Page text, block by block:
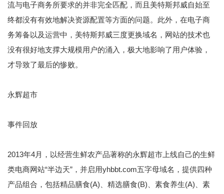
流与电子商务所要求的并非完全匹配，而且美特斯邦威自始至
终都没有有效地解决资源配置等方面的问题。此外，在电子商
务筹备以及运营中，美特斯邦威三度更换域名，网站的技术也
没有很好地支撑大规模用户的涌入，极大地影响了用户体验，
才导致了最后的惨败。
永辉超市
事件回放
2013年4月，以经营生鲜农产品著称的永辉超市上线自己的生鲜
类电商网站“半边天”，并启用yhbbt.com五字母域名，提供四种
产品组合，包括精品膳食(A)、精选膳食(B)、素食养生(A)、素